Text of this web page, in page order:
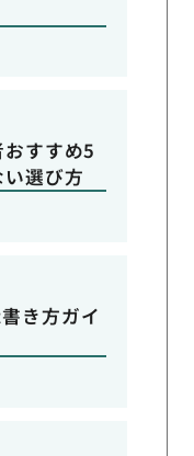
すすめ5
選び方
き方ガイ